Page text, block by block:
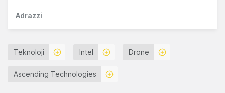
Adrazzi
Teknoloji Intel Drone
Ascending Technologies